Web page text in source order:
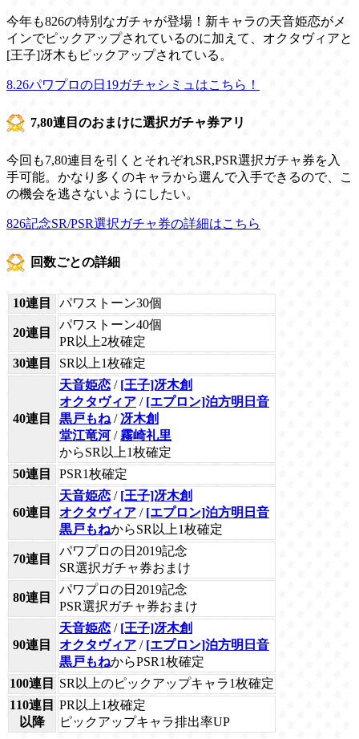
今年も826の特別なガチャが登場！新キャラの天音姫恋がメ
インでピックアップされているのに加えて、オクタヴィアと
[王子]冴木もピックアップされている。
8.26パワプロの日19ガチャシミュはこちら！
7,80連目のおまけに選択ガチャ券アリ
今回も7,80連目を引くとそれぞれSR,PSR選択ガチャ券を入
手可能。かなり多くのキャラから選んで入手できるので、こ
の機会を逃さないようにしたい。
826記念SR/PSR選択ガチャ券の詳細はこちら
回数ごとの詳細
10連目 パワストーン30個
20連目
パワストーン40個
PR以上2枚確定
30連目
SR以上1枚確定
40連目
天音姫恋 / [王子]冴木創
オクタヴィア / [エプロン]泊方明日音
黒戸もね /冴木創
堂江竜河/霧崎礼里
からSR以上1枚確定
50連目
PSR1枚確定
60連目
天音姫恋 / [王子]冴木創
オクタヴィア / [エプロン]泊方明日音
黒戸もねからSR以上1枚確定
70連目
パワプロの日2019記念
SR選択ガチャ券おまけ
80連目
パワプロの日2019記念
PSR選択ガチャ券おまけ
90連目
天音姫恋 / [王子]冴木創
オクタヴィア / [エプロン]泊方明日音
黒戸もねからPSR1枚確定
100連目
SR以上のピックアップキャラ1枚確定
110連目
以降
PR以上1枚確定
ピックアップキャラ排出率UP